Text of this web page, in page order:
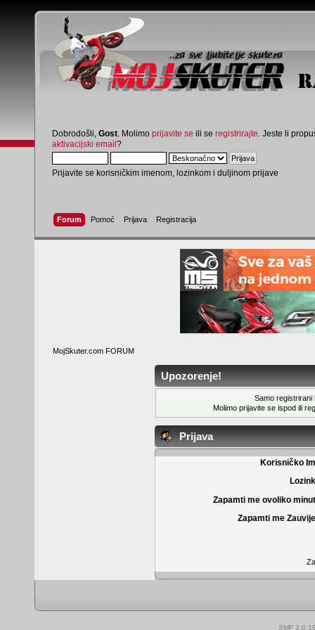
Dobrodošli, Gost . Molimo prijavite se ili se registrirajte . Jeste li
aktivacijski email?
Prijavite se korisničkim imenom, lozinkom i duljinom prijave
Forum Pomoć Prijava Registracija
MojSkuter.com FORUM
Upozorenje!
Samo registrirani
Molimo prijavite se ispod ili
Prijava
Korisničko
Zapamti me ovoliko
Zapamti me
SMF